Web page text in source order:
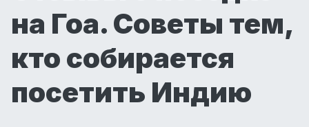
на Гоа. Советы тем,
кто собирается
посетить Индию